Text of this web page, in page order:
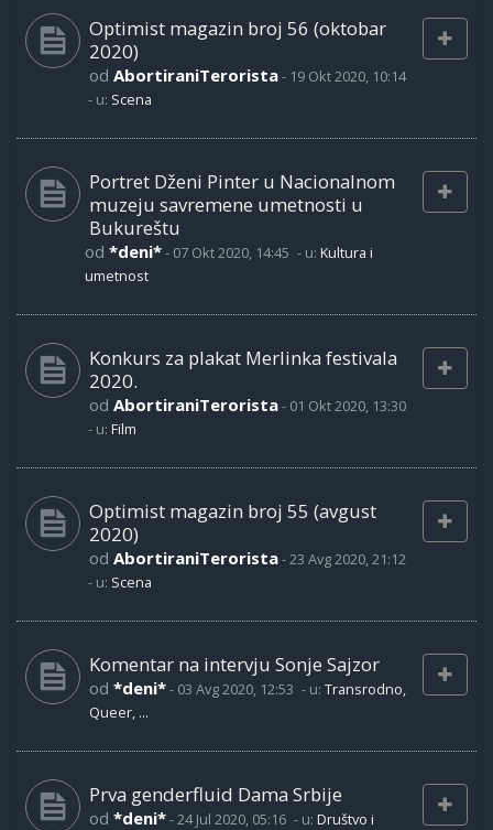
Optimist magazin broj 56 (oktobar
2020)
od AbortiraniTerorista- 19 Okt 2020, 10:14
- u: Scena
Portret Dženi Pinter u Nacionalnom
muzeju savremene umetnosti u
Bukureštu
od *deni*- 07 Okt 2020, 14:45 - u: Kultura i
umetnost
Konkurs za plakat Merlinka festivala
2020.
od AbortiraniTerorista- 01 Okt 2020, 13:30
- u: Film
Optimist magazin broj 55 (avgust
2020)
od AbortiraniTerorista-23 Avg 2020, 21:12
- u: Scena
Komentar na intervju Sonje Sajzor
od *deni*- 03 Avg 2020, 12:53 - u: Transrodno,
Queer, ...
Prva genderfluid Dama Srbije
od *deni*-24 Jul 2020, 05:16 - u: Društvo i